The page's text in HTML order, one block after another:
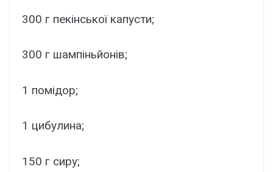
300 г пекінської капусти;
300 г шампіньйонів;
1 помідор;
1 цибулина;
150 г сиру;